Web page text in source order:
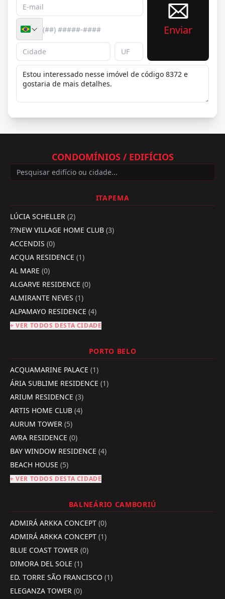
Enviar
CONDOMÍNIOS / EDIFÍCIOS
ITAPEMA
LÚCIA SCHELLER (2)
??NEW VILLAGE HOME CLUB (3)
ACCENDIS (0)
ACQUA RESIDENCE (1)
AL MARE (0)
ALGARVE RESIDENCE (0)
ALMIRANTE NEVES (1)
ALPAMAYO RESIDENCE (4)
+ VER TODOS DESTA CIDADE
PORTO BELO
ACQUAMARINE PALACE (1)
ÁRIA SUBLIME RESIDENCE (1)
ARIUM RESIDENCE (3)
ARTIS HOME CLUB (4)
AURUM TOWER (5)
AVRA RESIDENCE (0)
BAY WINDOW RESIDENCE (4)
BEACH HOUSE (5)
+ VER TODOS DESTA CIDADE
BALNEÁRIO CAMBORIÚ
ADMIRÁ ARKKA CONCEPT (0)
ADMIRÁ ARKKA CONCEPT (1)
BLUE COAST TOWER (0)
DIMORA DEL SOLE (1)
ED. TORRE SÃO FRANCISCO (1)
ELEGANZA TOWER (0)